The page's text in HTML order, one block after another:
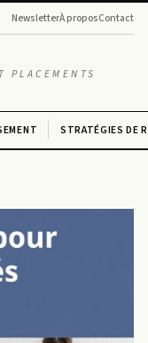
NewsletterÀ proposContact
PLACEMENTS
STRATÉGIES DE